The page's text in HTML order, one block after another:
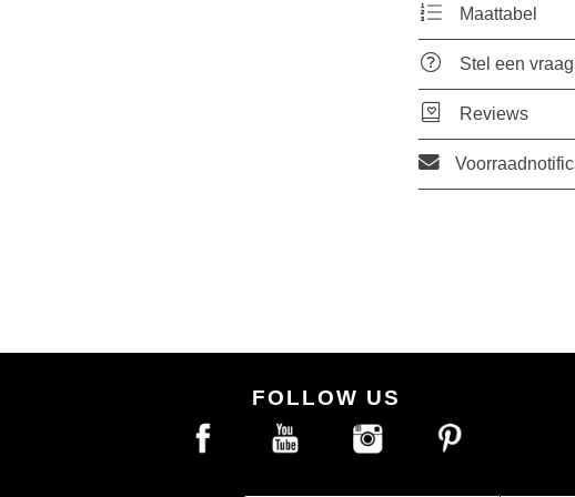
Maattabel
Stel een vraag
Reviews
FOLLOW US